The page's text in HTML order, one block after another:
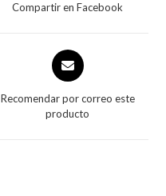
Compartir en Facebook
Recomendar por correo este
producto